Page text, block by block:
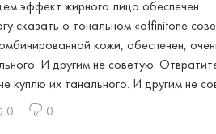
эффект жирного лица обеспечен.
сказать о тональном «affinitone
кожи, обеспечен,
И другим не советую.
куплю их танального. И другим не
0 0